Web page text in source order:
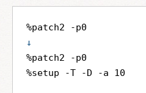
↓
%patch2 -p0